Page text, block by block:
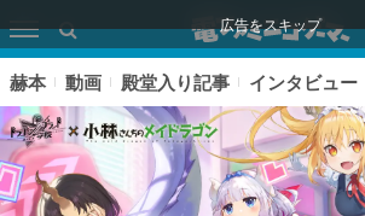
広告をスキップ
赫本 動画 殿堂入り記事 インタビュー